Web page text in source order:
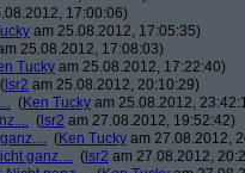
17:00:06)
am 25.08.2012, 17:05:35)
25.08.2012, 17:08:03)
Tucky am 25.08.2012, 17:22:40)
( lsr2 am 25.08.2012, 20:10:29)
(Ken Tucky am 25.08.2012,
( lsr2 am 27.08.2012, 19:52:42)
(Ken Tucky am 27.08.2012,
ganz.... ( lsr2 am 27.08.2012,